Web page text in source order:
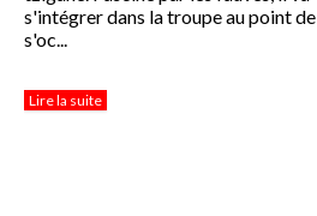
s'intégrer dans la troupe au point de
s'oc...
Lire la suite